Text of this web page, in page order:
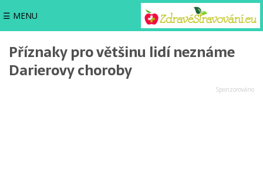
☰ MENU
Příznaky pro většinu lidí neznáme
Darierovy choroby